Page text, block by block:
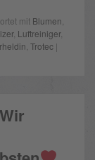
mit Blumen
, Luftreiniger,
Trotec|